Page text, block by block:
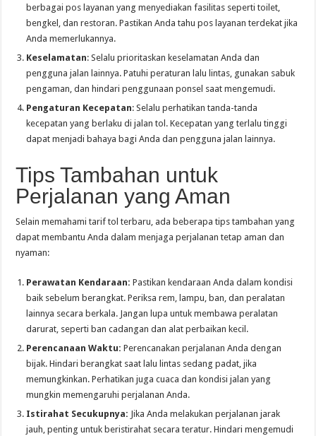
berbagai pos layanan yang menyediakan fasilitas seperti toilet,
bengkel, dan restoran. Pastikan Anda tahu pos layanan terdekat jika
Anda memerlukannya.
Keselamatan: Selalu prioritaskan keselamatan Anda dan
pengguna jalan lainnya. Patuhi peraturan lalu lintas, gunakan sabuk
pengaman, dan hindari penggunaan ponsel saat mengemudi.
Pengaturan Kecepatan: Selalu perhatikan tanda-tanda
kecepatan yang berlaku di jalan tol. Kecepatan yang terlalu tinggi
dapat menjadi bahaya bagi Anda dan pengguna jalan lainnya.
Tips Tambahan untuk
Perjalanan yang Aman
Selain memahami tarif tol terbaru, ada beberapa tips tambahan yang
dapat membantu Anda dalam menjaga perjalanan tetap aman dan
nyaman:
Perawatan Kendaraan: Pastikan kendaraan Anda dalam kondisi
baik sebelum berangkat. Periksa rem, lampu, ban, dan peralatan
lainnya secara berkala. Jangan lupa untuk membawa peralatan
darurat, seperti ban cadangan dan alat perbaikan kecil.
Perencanaan Waktu: Perencanakan perjalanan Anda dengan
bijak. Hindari berangkat saat lalu lintas sedang padat, jika
memungkinkan. Perhatikan juga cuaca dan kondisi jalan yang
mungkin memengaruhi perjalanan Anda.
Istirahat Secukupnya: Jika Anda melakukan perjalanan jarak
jauh, penting untuk beristirahat secara teratur. Hindari mengemudi